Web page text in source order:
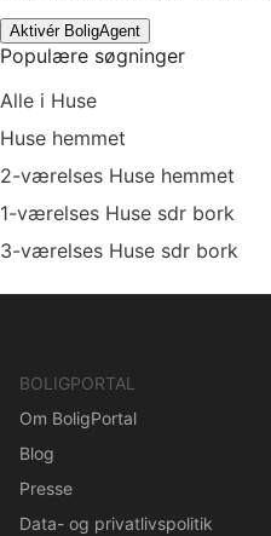
Aktivér BoligAgent
Populære søgninger
Alle i Huse
Huse hemmet
2-værelses Huse hemmet
1-værelses Huse sdr bork
3-værelses Huse sdr bork
BOLIGPORTAL
Om BoligPortal
Blog
Presse
Data- og privatlivspolitik